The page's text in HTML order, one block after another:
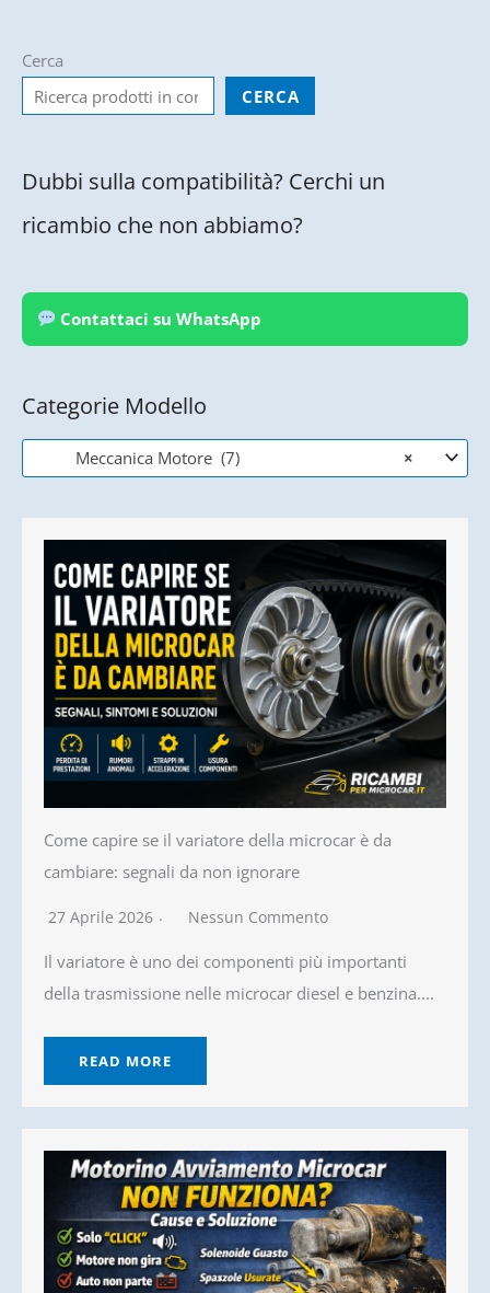
Cerca
CERCA
Dubbi sulla compatibilità? Cerchi un
ricambio che non abbiamo?
Contattaci su WhatsApp
Categorie Modello
×
Meccanica Motore (7)
Come capire se il variatore della microcar è da
cambiare: segnali da non ignorare
27 Aprile 2026 Nessun Commento
Il variatore è uno dei componenti più importanti
della trasmissione nelle microcar diesel e benzina....
READ MORE